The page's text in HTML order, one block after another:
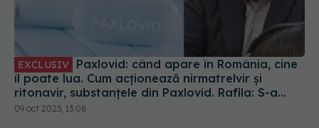
EXCLUSIV
îl poate lua. Cum acționează nirmatrelvir și
ritonavir, substanțele din Paxlovid. Rafila: S-a
semnat contractul. Va fi disponibil la
09 oct 2023, 13:08